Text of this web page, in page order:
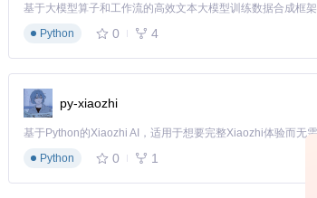
态。
题。
基于大模型算子和工作流的高效文本大模型训练数据合成框架
Python
0 4
py-xiaozhi
Python
0 1